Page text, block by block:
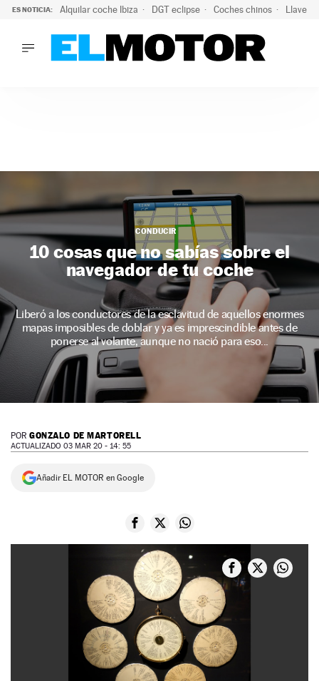
contenido
ES NOTICIA: Alquilar coche Ibiza DGT eclipse Coches chinos Llaves
MOTOS
TECNOLOGÍA
SUPERCOCHES
PREMIOS
SERVICIOS
NEWSLETTER
CONDUCIR
10 cosas que no sabías sobre el
navegador de tu coche
Liberó a los conductores de la esclavitud de aquellos enormes
mapas imposibles de doblar y ya es imprescindible antes de
ponerse al volante, aunque no nació para eso...
POR GONZALO DE MARTORELL
ACTUALIZADO 03 MAR 20 - 14: 55
Añadir EL MOTOR en Google